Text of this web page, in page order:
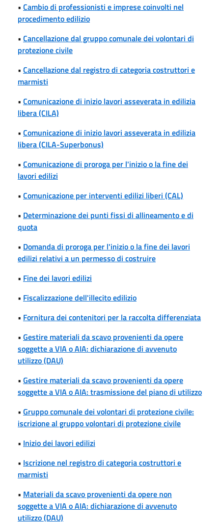
• Cambio di professionisti e imprese coinvolti nel
procedimento edilizio
• Cancellazione dal gruppo comunale dei volontari di
protezione civile
• Cancellazione dal registro di categoria costruttori e
marmisti
• Comunicazione di inizio lavori asseverata in edilizia
libera (CILA)
• Comunicazione di inizio lavori asseverata in edilizia
libera (CILA-Superbonus)
• Comunicazione di proroga per l'inizio o la fine dei
lavori edilizi
• Comunicazione per interventi edilizi liberi (CAL)
• Determinazione dei punti fissi di allineamento e di
quota
• Domanda di proroga per l'inizio o la fine dei lavori
edilizi relativi a un permesso di costruire
• Fine dei lavori edilizi
• Fiscalizzazione dell'illecito edilizio
• Fornitura dei contenitori per la raccolta differenziata
• Gestire materiali da scavo provenienti da opere
soggette a VIA o AIA: dichiarazione di avvenuto
utilizzo (DAU)
• Gestire materiali da scavo provenienti da opere
soggette a VIA o AIA: trasmissione del piano di utilizzo
• Gruppo comunale dei volontari di protezione civile:
iscrizione al gruppo volontari di protezione civile
• Inizio dei lavori edilizi
• Iscrizione nel registro di categoria costruttori e
marmisti
• Materiali da scavo provenienti da opere non
soggette a VIA o AIA: dichiarazione di avvenuto
utilizzo (DAU)